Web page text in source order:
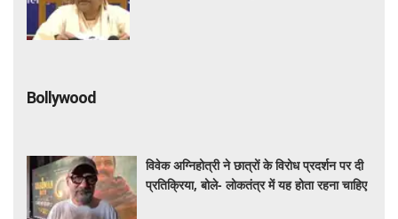
Bollywood
विवेक अग्निहोत्री ने छात्रों के विरोध प्रदर्शन पर दी
प्रतिक्रिया, बोले- लोकतंत्र में यह होता रहना चाहिए